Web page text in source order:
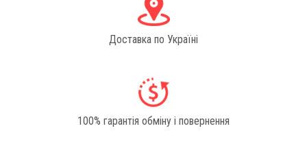
Доставка по Україні
100% гарантія обміну і повернення